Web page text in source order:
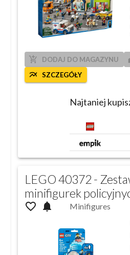
add_shopping_cart DODAJ DO MAGAZYNU
multiline_chart SZCZEGÓŁY
Najtaniej
LEGO 40372 -
minifigurek
favorite_outline notifications
Minifigures